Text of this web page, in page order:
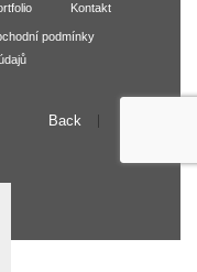
Kontakt
podmínky
Back